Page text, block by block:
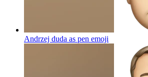
Andrzej duda as pen emoji